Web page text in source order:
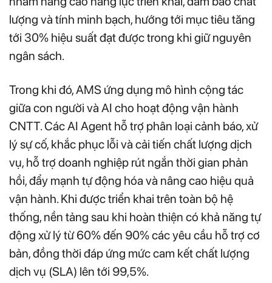
lượng và tính minh bạch, hướng tới mục tiêu tăng
tới 30% hiệu suất đạt được trong khi giữ nguyên
ngân sách.
Trong khi đó, AMS ứng dụng mô hình cộng tác
giữa con người và AI cho hoạt động vận hành
CNTT. Các AI Agent hỗ trợ phân loại cảnh báo, xử
lý sự cố, khắc phục lỗi và cải tiến chất lượng dịch
vụ, hỗ trợ doanh nghiệp rút ngắn thời gian phản
hồi, đẩy mạnh tự động hóa và nâng cao hiệu quả
vận hành. Khi được triển khai trên toàn bộ hệ
thống, nền tảng sau khi hoàn thiện có khả năng tự
động xử lý từ 60% đến 90% các yêu cầu hỗ trợ cơ
bản, đồng thời đáp ứng mức cam kết chất lượng
dịch vụ (SLA) lên tới 99,5%.